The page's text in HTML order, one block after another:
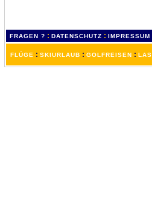
FRAGEN ? : DATENSCHUTZ : IMPRESSUM
FLÜGE : SKIURLAUB : GOLFREISEN :